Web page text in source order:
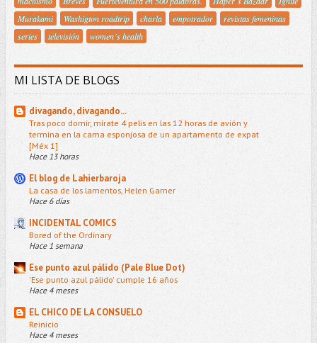
Murakami
Washigton roadtrip charla empotrador
revistas femeninas
series
televisión women´s health
MI LISTA DE BLOGS
divagando, divagando...
Tras poco domir, mírate 4 pelis en las 12 horas de avión y
termina en la cama esponjosa de un apartamento de expat
[Méx 1]
Hace 13 horas
El blog de Lahierbaroja
La casa de los lamentos, Helen Garner
Hace 6 días
INCIDENTAL COMICS
Bored of the Ordinary
Hace 1 semana
Ese punto azul pálido (Pale Blue Dot)
'Ese punto azul pálido' cumple 16 años
Hace 4 meses
EL CHICO DE LA CONSUELO
Reinicio
Hace 4 meses